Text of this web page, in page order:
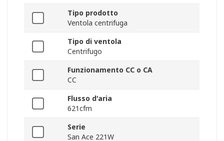
Tipo prodotto
Ventola centrifuga
Tipo di ventola
Centrifugo
Funzionamento CC o CA
CC
Flusso d'aria
621cfm
Serie
San Ace 221W